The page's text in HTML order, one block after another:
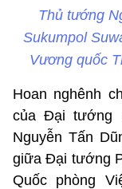
Thủ tướng
Sukumpol
Vương quốc
Hoan nghênh
của Đại tướng
Nguyễn Tấn
giữa Đại tướng
Quốc phòng